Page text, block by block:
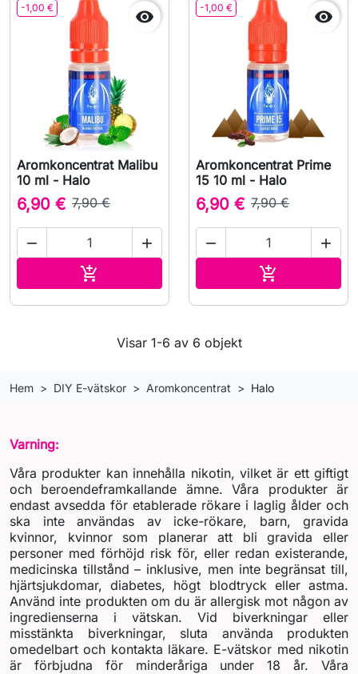
-1,00 € 
Aromkoncentrat Malibu
10 ml - Halo
6,90 € 7,90 €
 

-1,00 € 
Aromkoncentrat Prime
15 10 ml - Halo
6,90 € 7,90 €
 

Visar 1-6 av 6 objekt
Hem DIY E-vätskor Aromkoncentrat Halo
Varning:
Våra produkter kan innehålla nikotin, vilket är ett giftigt
och beroendeframkallande ämne. Våra produkter är
endast avsedda för etablerade rökare i laglig ålder och
ska inte användas av icke-rökare, barn, gravida
kvinnor, kvinnor som planerar att bli gravida eller
personer med förhöjd risk för, eller redan existerande,
medicinska tillstånd – inklusive, men inte begränsat till,
hjärtsjukdomar, diabetes, högt blodtryck eller astma.
Använd inte produkten om du är allergisk mot någon av
ingredienserna i vätskan. Vid biverkningar eller
misstänkta biverkningar, sluta använda produkten
omedelbart och kontakta läkare. E-vätskor med nikotin
är förbjudna för minderåriga under 18 år. Våra